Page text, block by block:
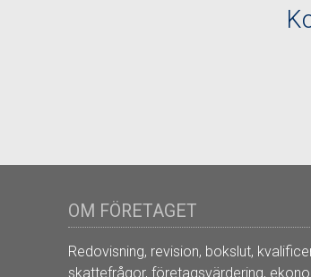
OM FÖRETAGET
Redovisning, revision, bokslut,
skattefrågor, företagsvärdering,